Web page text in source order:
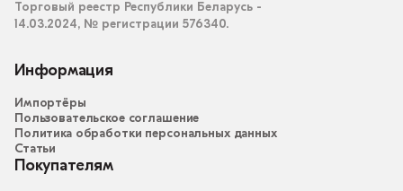
Торговый реестр Республики Беларусь -
14.03.2024, № регистрации 576340.
Информация
Импортёры
Пользовательское соглашение
Политика обработки персональных данных
Статьи
Покупателям